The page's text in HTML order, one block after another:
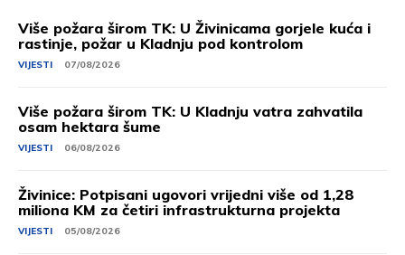
Više požara širom TK: U Živinicama gorjele kuća i
rastinje, požar u Kladnju pod kontrolom
VIJESTI 07/08/2026
Više požara širom TK: U Kladnju vatra zahvatila
osam hektara šume
VIJESTI 06/08/2026
Živinice: Potpisani ugovori vrijedni više od 1,28
miliona KM za četiri infrastrukturna projekta
VIJESTI 05/08/2026